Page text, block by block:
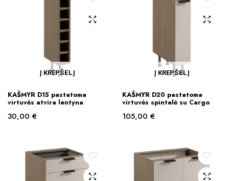
Į KREPŠELĮ
KAŠMYR D15 pastatoma
virtuvės atvira lentyna
30,00 €
Į KREPŠELĮ
KAŠMYR D20 pastatoma
virtuvės spintelė su Cargo
105,00 €